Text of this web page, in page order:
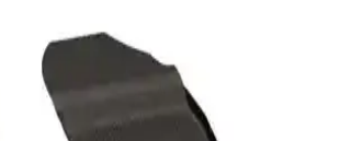
2018 İçin Dayanıklı ve Estetik
Ürün Tanıtımı ve Özellikleri
modelleri için özel tasarlanmış, yüksek
üretilmiş havuzlu paspaslar, şık